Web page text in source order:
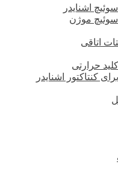
اشنایدر
موژن
اتاقی
حرارتی
کنتاکتور اشنایدر